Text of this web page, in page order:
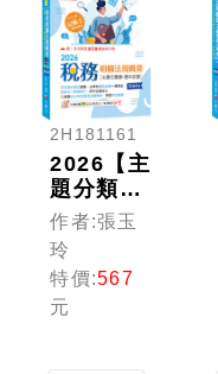
2H181161
2026【主
題分類式
必考題
庫】稅務
相關法規
概要[主
題式題庫
作者:張玉
玲
特價:567
元